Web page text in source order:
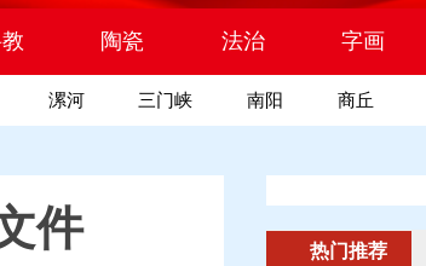
陶瓷 法治 字画
漯河 三门峡 南阳 商丘
件 热门推荐